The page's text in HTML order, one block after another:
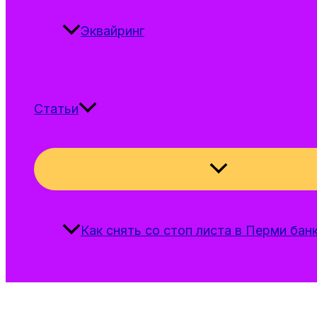
Эквайринг
Статьи
Переключатель
Как снять со стоп листа в Перми